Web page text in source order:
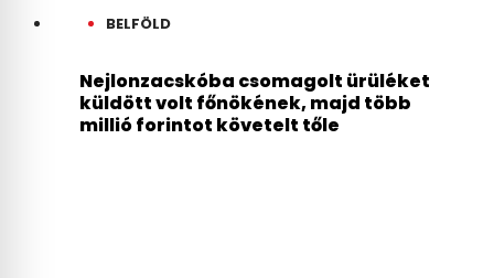
BELFÖLD
Nejlonzacskóba csomagolt ürüléket
küldött volt főnökének, majd több
millió forintot követelt tőle